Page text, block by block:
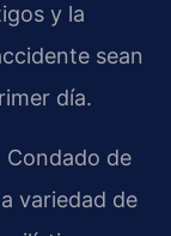
y la
sean
día.
Condado de
variedad de